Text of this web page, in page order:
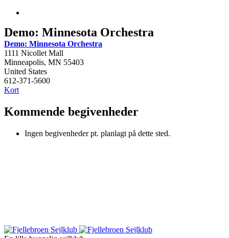
Demo: Minnesota Orchestra
Demo: Minnesota Orchestra
1111 Nicollet Mall
Minneapolis, MN 55403
United States
612-371-5600
KortDemo:
Kommende begivenheder
Ingen begivenheder pt. planlagt på dette sted.